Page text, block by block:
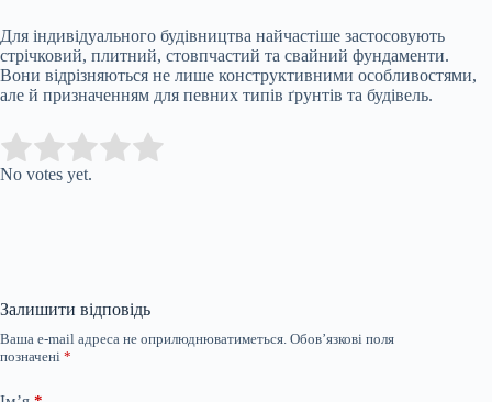
Для індивідуального будівництва найчастіше застосовують
стрічковий, плитний, стовпчастий та свайний фундаменти.
Вони відрізняються не лише конструктивними особливостями,
але й призначенням для певних типів ґрунтів та будівель.
Rate this item:
No votes yet.
Залишити відповідь
Ваша e-mail адреса не оприлюднюватиметься. Обов’язкові поля
позначені *